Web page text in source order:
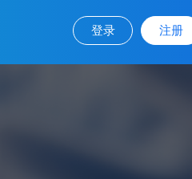
登录 注册